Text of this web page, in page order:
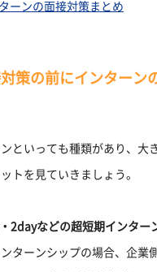
ーンの面接対策まとめ
策の前にインターン
といっても種類があり、大
トを見ていきましょう。
2dayなどの超短期インター
ターンシップの場合、企業